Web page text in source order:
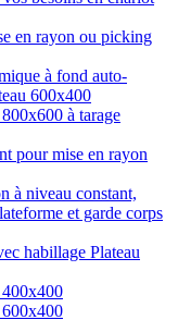
en rayon ou picking
à fond auto-
600x400
à tarage
pour mise en rayon
à niveau constant,
et garde corps
habillage Plateau
400x400
600x400